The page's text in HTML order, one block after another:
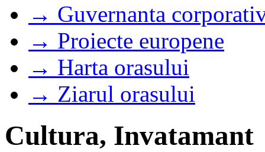
→ Guvernanta
→ Proiecte europene
→ Harta orasului
→ Ziarul orasului
Cultura, Invatamant